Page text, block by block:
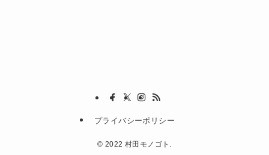
プライバシーポリシー
© 2022 村田モノゴト.